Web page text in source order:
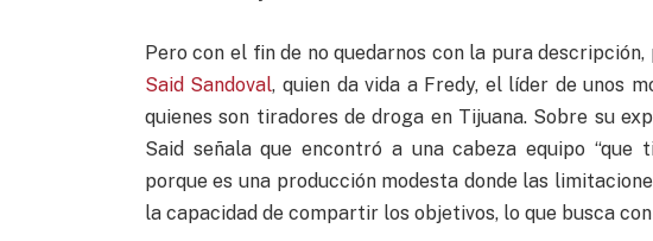
Pero con el fin de no quedarnos con la pura
Said Sandoval, quien da vida a Fredy, el líder de unos
quienes son tiradores de droga en Tijuana. Sobre su
Said señala que encontró a una cabeza equipo “que
porque es una producción modesta donde las
la capacidad de compartir los objetivos, lo que busca con